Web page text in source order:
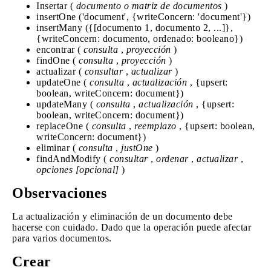
Insertar ( documento o matriz de documentos )
insertOne ('document', {writeConcern: 'document'})
insertMany ({[documento 1, documento 2, ...]},
{writeConcern: documento, ordenado: booleano})
encontrar ( consulta , proyección )
findOne ( consulta , proyección )
actualizar ( consultar, actualizar)
updateOne ( consulta , actualización , {upsert:
boolean, writeConcern: document})
updateMany ( consulta , actualización , {upsert:
boolean, writeConcern: document})
replaceOne ( consulta , reemplazo , {upsert: boolean,
writeConcern: document})
eliminar ( consulta , justOne )
findAndModify ( consultar, ordenar, actualizar,
opciones [opcional] )
Observaciones
La actualización y eliminación de un documento debe
hacerse con cuidado. Dado que la operación puede afectar
para varios documentos.
Crear